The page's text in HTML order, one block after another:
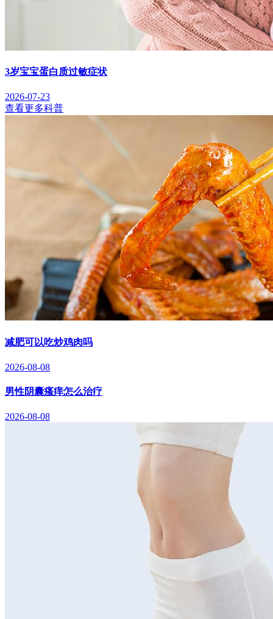
3岁宝宝蛋白质过敏症状
2026-07-23
查看更多科普
减肥可以吃炒鸡肉吗
2026-08-08
男性阴囊瘙痒怎么治疗
2026-08-08